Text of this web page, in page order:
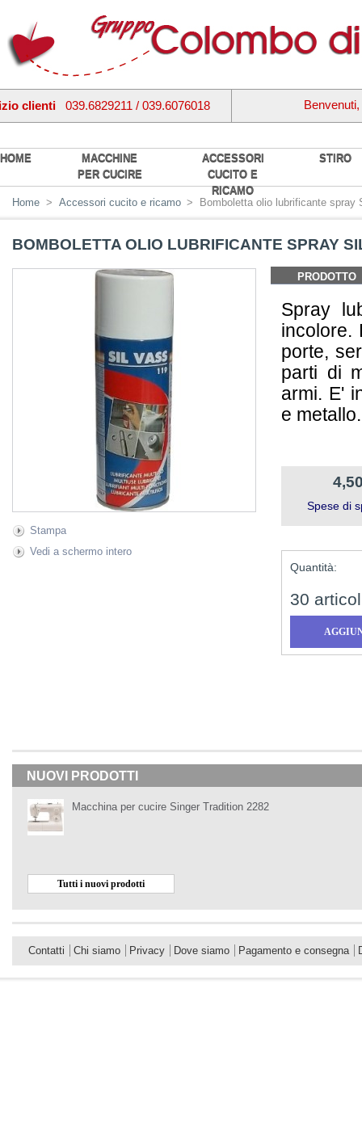
HOME
MACCHINE
PER CUCIRE
ACCESSORI
CUCITO E
RICAMO
STIRO
clienti 039.6829211 / 039.6076018 Benvenuti,
Home > Accessori cucito e ricamo > Bomboletta olio lubrificante spray
BOMBOLETTA OLIO LUBRIFICANTE SPRAY
Stampa
Vedi a schermo intero
PRODOTTO
Spray
incolore.
porte,
parti di
armi. E'
e
Spese di
Quantità:
30
NUOVI PRODOTTI
Macchina per cucire Singer Tradition 2282
Tutti i nuovi prodotti
Contatti Chi siamo Privacy Dove siamo Pagamento e consegna